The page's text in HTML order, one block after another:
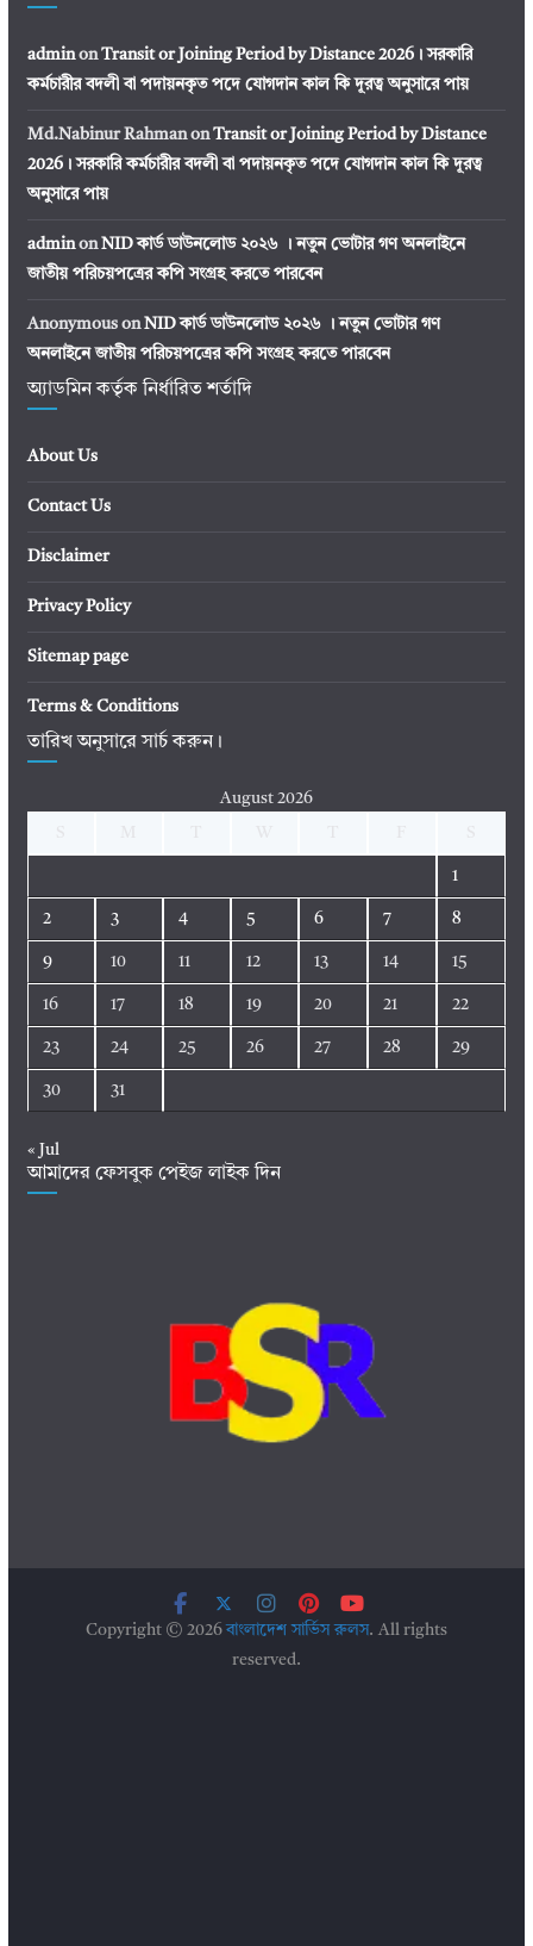
adminon Transit or Joining Period by Distance 2026। সরকারি
কর্মচারীর বদলী বা পদায়নকৃত পদে যোগদান কাল কি দূরত্ব অনুসারে পায়
Md.Nabinur Rahmanon Transit or Joining Period by Distance
2026। সরকারি কর্মচারীর বদলী বা পদায়নকৃত পদে যোগদান কাল কি দূরত্ব
অনুসারে পায়
adminon NID কার্ড ডাউনলোড ২০২৬ । নতুন ভোটার গণ অনলাইনে
জাতীয় পরিচয়পত্রের কপি সংগ্রহ করতে পারবেন
Anonymouson NID কার্ড ডাউনলোড ২০২৬ । নতুন ভোটার গণ
অনলাইনে জাতীয় পরিচয়পত্রের কপি সংগ্রহ করতে পারবেন
অ্যাডমিন কর্তৃক নির্ধারিত শর্তাদি
About Us
Contact Us
Disclaimer
Privacy Policy
Sitemap page
Terms & Conditions
তারিখ অনুসারে সার্চ করুন।
August 2026
1
2 3 4 5 6 7 8
9 10 11 12 13 14 15
16 17 18 19 20 21 22
23 24 25 26 27 28 29
30 31
« Jul
আমাদের ফেসবুক পেইজ লাইক দিন
Copyright © 2026বাংলাদেশ সার্ভিস রুলস. All rights
reserved.